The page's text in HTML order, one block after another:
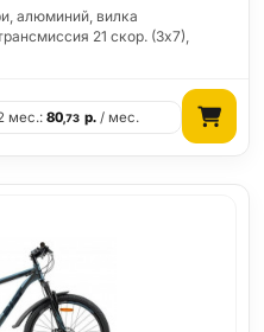
алюминий, вилка
21 скор. (3х7),
мес.:80,73 р./ мес.